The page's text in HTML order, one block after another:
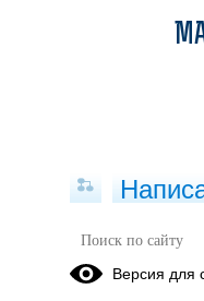
минимизация
Версия для